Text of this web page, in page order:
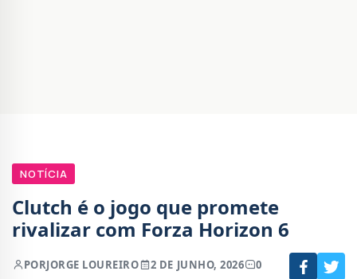
NOTÍCIA
Clutch é o jogo que promete
rivalizar com Forza Horizon 6
PORJORGE LOUREIRO 2 DE JUNHO, 2026 0